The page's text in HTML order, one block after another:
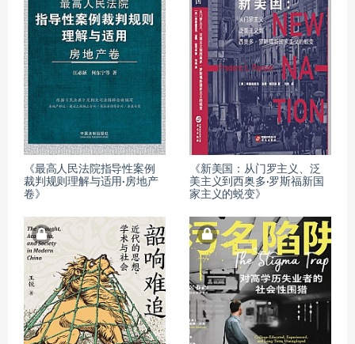
《最高人民法院指导性案例
裁判规则理解与适用·房地产
卷》
《新美国：从门罗主义、泛
美主义到西奥多·罗斯福新国
家主义的蜕变》